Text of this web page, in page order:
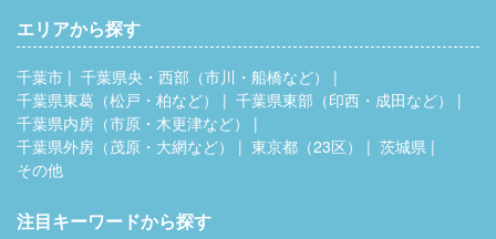
エリアから探す
千葉市
千葉県央・西部（市川・船橋など）
千葉県東葛（松戸・柏など）
千葉県東部（印西・成田など）
千葉県内房（市原・木更津など）
千葉県外房（茂原・大網など）
東京都（23区）
茨城県
その他
注目キーワードから探す